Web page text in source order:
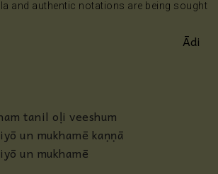
and authentic notations are being sought
Ādi
tanil oḷi veeshum
un mukhamē kaṇṇā
un mukhamē